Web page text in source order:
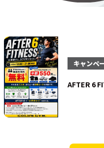
キャンペ
AFTER 6